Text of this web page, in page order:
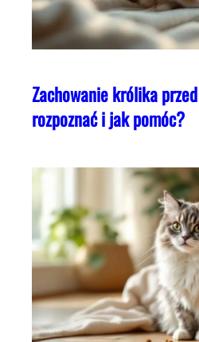
Zachowanie królika
rozpoznać i jak pomóc?